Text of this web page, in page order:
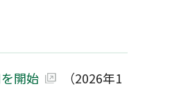
開始
（2026年1